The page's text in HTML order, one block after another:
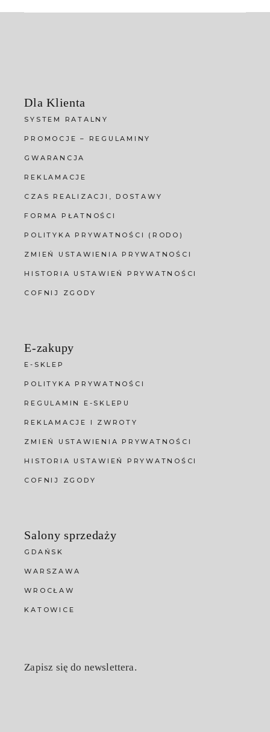
Dla Klienta
SYSTEM RATALNY
PROMOCJE – REGULAMINY
GWARANCJA
REKLAMACJE
CZAS REALIZACJI, DOSTAWY
FORMA PŁATNOŚCI
POLITYKA PRYWATNOŚCI (RODO)
ZMIEŃ USTAWIENIA PRYWATNOŚCI
HISTORIA USTAWIEŃ PRYWATNOŚCI
COFNIJ ZGODY
E-zakupy
E-SKLEP
POLITYKA PRYWATNOŚCI
REGULAMIN E-SKLEPU
REKLAMACJE I ZWROTY
ZMIEŃ USTAWIENIA PRYWATNOŚCI
HISTORIA USTAWIEŃ PRYWATNOŚCI
COFNIJ ZGODY
Salony sprzedaży
GDAŃSK
WARSZAWA
WROCŁAW
KATOWICE
Zapisz się do newslettera.